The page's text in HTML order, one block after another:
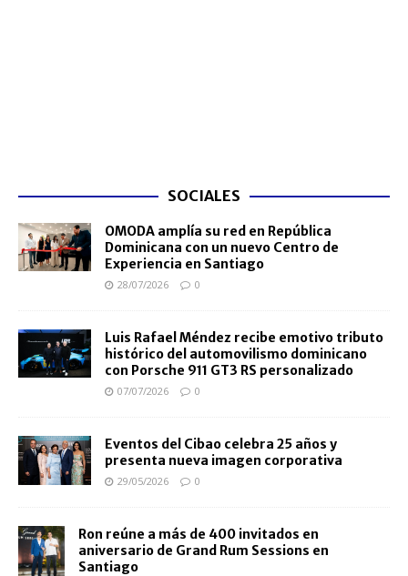
SOCIALES
OMODA amplía su red en República
Dominicana con un nuevo Centro de
Experiencia en Santiago
28/07/2026 0
Luis Rafael Méndez recibe emotivo tributo
histórico del automovilismo dominicano
con Porsche 911 GT3 RS personalizado
07/07/2026 0
Eventos del Cibao celebra 25 años y
presenta nueva imagen corporativa
29/05/2026 0
Ron reúne a más de 400 invitados en
aniversario de Grand Rum Sessions en
Santiago